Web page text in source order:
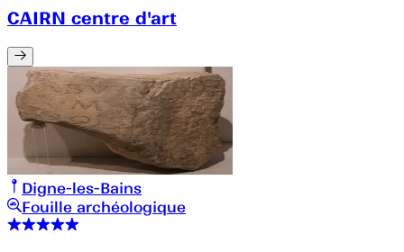
CAIRN centre d'art
Digne-les-Bains
Fouille archéologique